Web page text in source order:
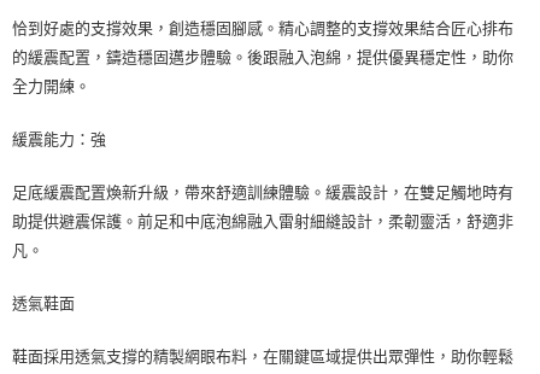
恰到好處的支撐效果，創造穩固腳感。精心調整的支撐效果結合匠心排布
的緩震配置，鑄造穩固邁步體驗。後跟融入泡綿，提供優異穩定性，助你
全力開練。
緩震能力：強
足底緩震配置煥新升級，帶來舒適訓練體驗。緩震設計，在雙足觸地時有
助提供避震保護。前足和中底泡綿融入雷射細縫設計，柔韌靈活，舒適非
凡。
透氣鞋面
鞋面採用透氣支撐的精製網眼布料，在關鍵區域提供出眾彈性，助你輕鬆